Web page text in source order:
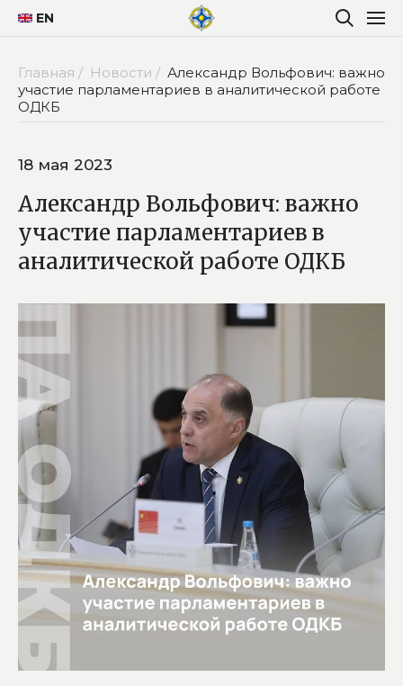
EN
Главная / Новости / Александр Вольфович: важно
участие парламентариев в аналитической работе
ОДКБ
18 мая 2023
Александр Вольфович: важно
участие парламентариев в
аналитической работе ОДКБ